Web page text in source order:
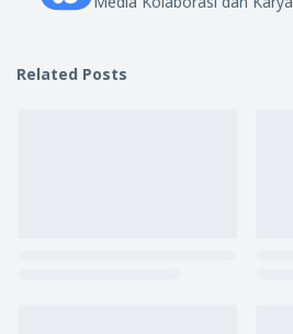
Related Posts